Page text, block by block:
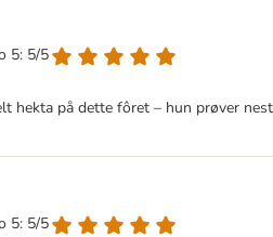
5: 5/5
hekta på dette fôret – hun prøver
5: 5/5